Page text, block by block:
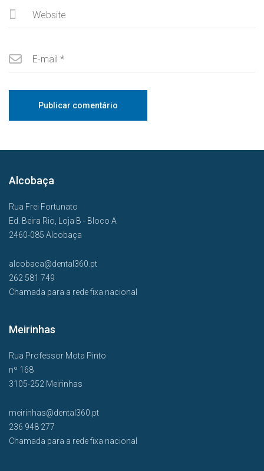
Alcobaça
Rua Frei Fortunato
Ed. Beira Rio, Loja B - Bloco A
2460-085 Alcobaça
alcobaca@dental360.pt
262 581 749
Chamada para a rede fixa nacional
Meirinhas
Rua Professor Mota Pinto
nº 168
3105-252 Meirinhas
meirinhas@dental360.pt
236 948 277
Chamada para a rede fixa nacional